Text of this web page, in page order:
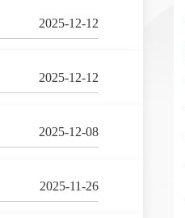
2025-12-12
2025-12-12
2025-12-08
2025-11-26